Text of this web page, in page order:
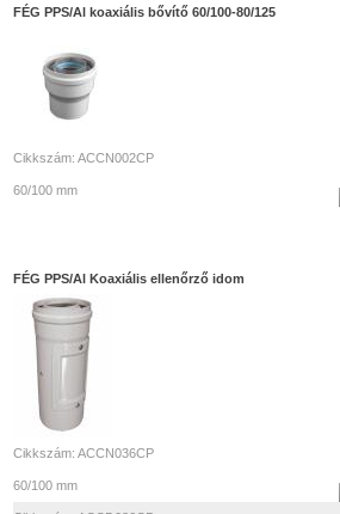
FÉG PPS/Al koaxiális bővítő 60/100-80/125
Cikkszám: ACCN002CP
60/100 mm
FÉG PPS/Al Koaxiális ellenőrző idom
Cikkszám: ACCN036CP
60/100 mm